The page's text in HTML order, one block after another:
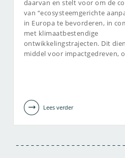
030-6069658
daarvan en stelt voor om de
van “ecosysteemgerichte
in Europa te bevorderen, in
met klimaatbestendige
ontwikkelingstrajecten. Dit
middel voor impactgedreven,
Lees verder